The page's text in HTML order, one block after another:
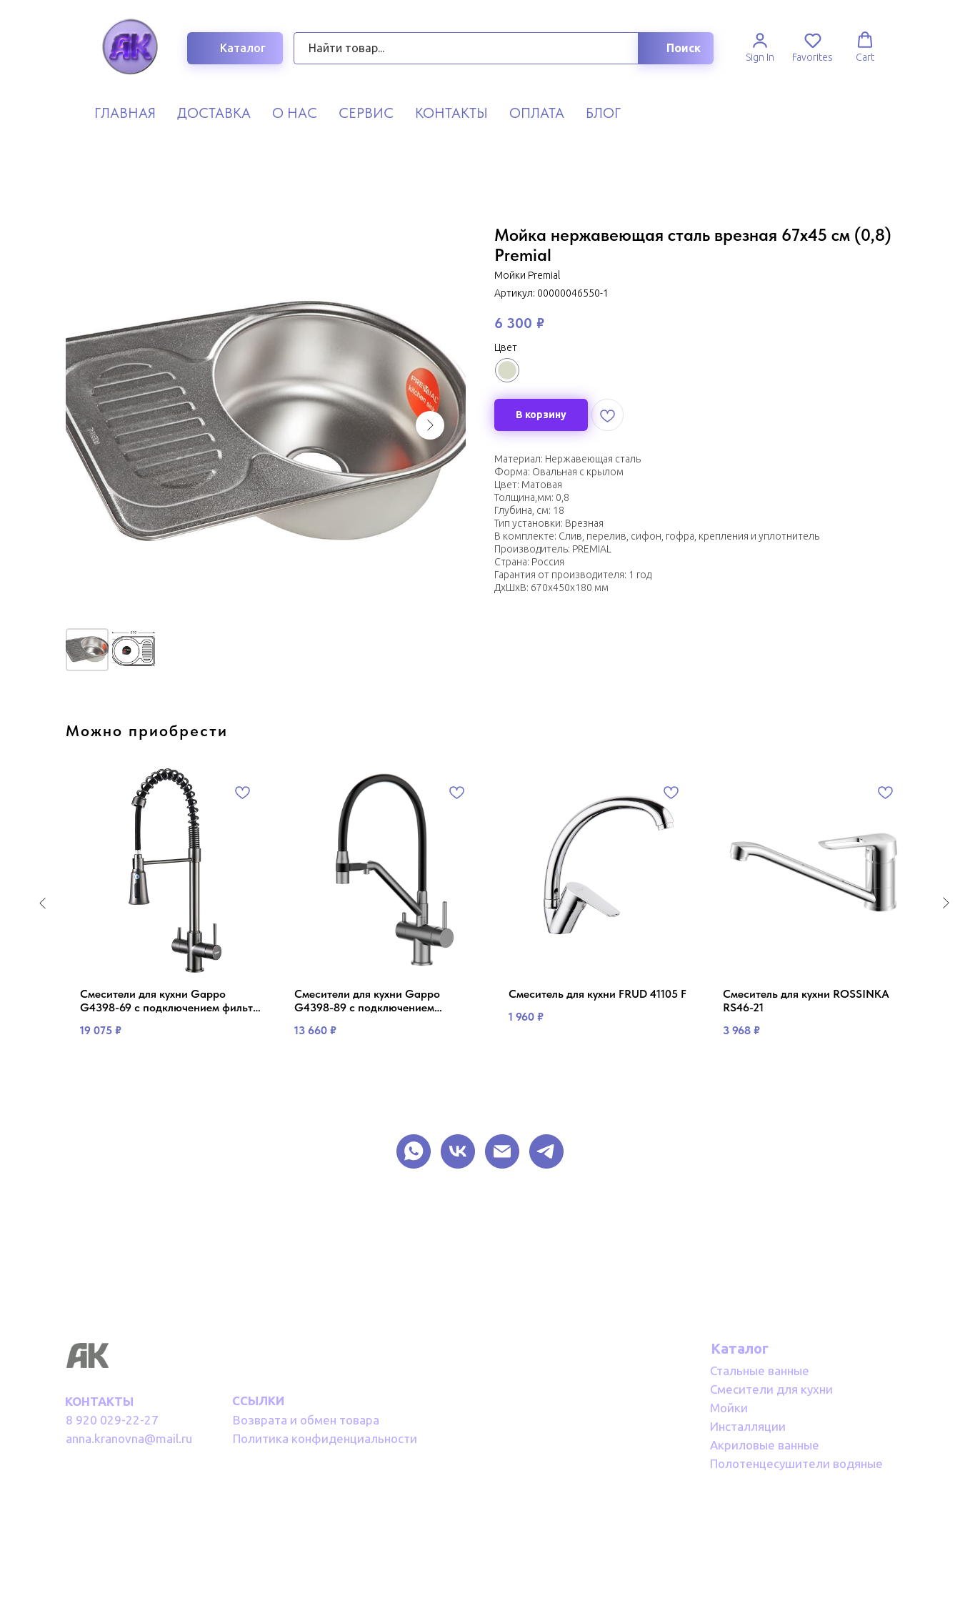
Каталог Поиск
Sign In Favorites Cart
ГЛАВНАЯ ДОСТАВКА О НАС СЕРВИС КОНТАКТЫ ОПЛАТА БЛОГ
Мойка нержавеющая сталь врезная 67х45 см (0,8)
Premial
Мойки Premial
Артикул: 00000046550-1
6 300 ₽
Цвет
В корзину
Материал: Нержавеющая сталь
Форма: Овальная с крылом
Цвет: Матовая
Толщина,мм: 0,8
Глубина, см: 18
Тип установки: Врезная
В комплекте: Слив, перелив, сифон, гофра, крепления и уплотнитель
Производитель: PREMIAL
Страна: Россия
Гарантия от производителя: 1 год
ДxШxВ: 670x450x180 мм
Можно приобрести
Смесители для кухни Gappo
G4398-69 с подключением фильтра
черный
19 075 ₽
Смесители для кухни Gappo
G4398-89 с подключением
сталь/черный
13 660 ₽
Смеситель для кухни FRUD 41105 F
1 960 ₽
Смеситель для кухни ROSSINKA
RS46-21
3 968 ₽
КОНТАКТЫ
8 920 029-22-27
anna.kranovna@mail.ru
ССЫЛКИ
Возврата и обмен товара
Политика конфиденциальности
Каталог
Стальные ванные
Смесители для кухни
Мойки
Инсталляции
Акриловые ванные
Полотенцесушители водяные